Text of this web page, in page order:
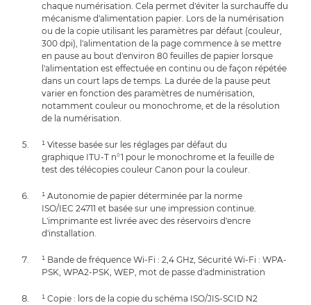
chaque numérisation. Cela permet d'éviter la surchauffe du
mécanisme d'alimentation papier. Lors de la numérisation
ou de la copie utilisant les paramètres par défaut (couleur,
300 dpi), l'alimentation de la page commence à se mettre
en pause au bout d'environ 80 feuilles de papier lorsque
l'alimentation est effectuée en continu ou de façon répétée
dans un court laps de temps. La durée de la pause peut
varier en fonction des paramètres de numérisation,
notamment couleur ou monochrome, et de la résolution
de la numérisation.
¹ Vitesse basée sur les réglages par défaut du
graphique ITU-T n°1 pour le monochrome et la feuille de
test des télécopies couleur Canon pour la couleur.
¹ Autonomie de papier déterminée par la norme
ISO/IEC 24711 et basée sur une impression continue.
L'imprimante est livrée avec des réservoirs d'encre
d'installation.
¹ Bande de fréquence Wi-Fi : 2,4 GHz, Sécurité Wi-Fi : WPA-
PSK, WPA2-PSK, WEP, mot de passe d'administration
¹ Copie : lors de la copie du schéma ISO/JIS-SCID N2